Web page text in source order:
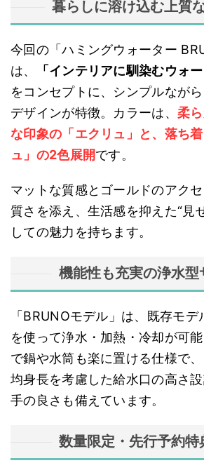
暮らしに溶け込む上質
今回の「ハミングウォーター
は、
「インテリアに馴染むウォ
をコンセプトに、シンプルなが
デザインが特徴。カラーは、 柔
な印象の「エクリュ」と、落ち
ュ」の2色展開です。
マットな質感とゴールドのアク
質さを添え、生活感を抑えた“見
しての魅力を持ちます。
機能性も充実の浄水型
「BRUNOモデル」は、既存モ
を使って浄水・加熱・冷却が可
で鍋や水筒も楽に置ける仕様で
均身長を考慮した給水口の高さ
手の良さも備えています。
数量限定・先行予約特